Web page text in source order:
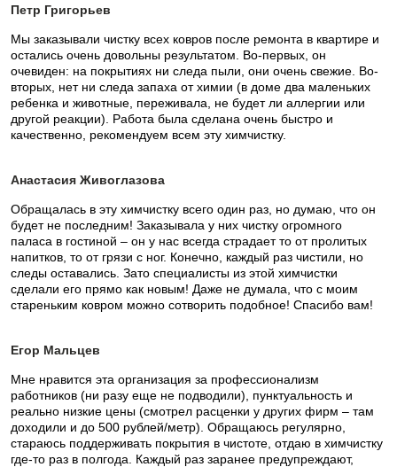
Петр Григорьев
Мы заказывали чистку всех ковров после ремонта в квартире и
остались очень довольны результатом. Во-первых, он
очевиден: на покрытиях ни следа пыли, они очень свежие. Во-
вторых, нет ни следа запаха от химии (в доме два маленьких
ребенка и животные, переживала, не будет ли аллергии или
другой реакции). Работа была сделана очень быстро и
качественно, рекомендуем всем эту химчистку.
Анастасия Живоглазова
Обращалась в эту химчистку всего один раз, но думаю, что он
будет не последним! Заказывала у них чистку огромного
паласа в гостиной – он у нас всегда страдает то от пролитых
напитков, то от грязи с ног. Конечно, каждый раз чистили, но
следы оставались. Зато специалисты из этой химчистки
сделали его прямо как новым! Даже не думала, что с моим
стареньким ковром можно сотворить подобное! Спасибо вам!
Егор Мальцев
Мне нравится эта организация за профессионализм
работников (ни разу еще не подводили), пунктуальность и
реально низкие цены (смотрел расценки у других фирм – там
доходили и до 500 рублей/метр). Обращаюсь регулярно,
стараюсь поддерживать покрытия в чистоте, отдаю в химчистку
где-то раз в полгода. Каждый раз заранее предупреждают,